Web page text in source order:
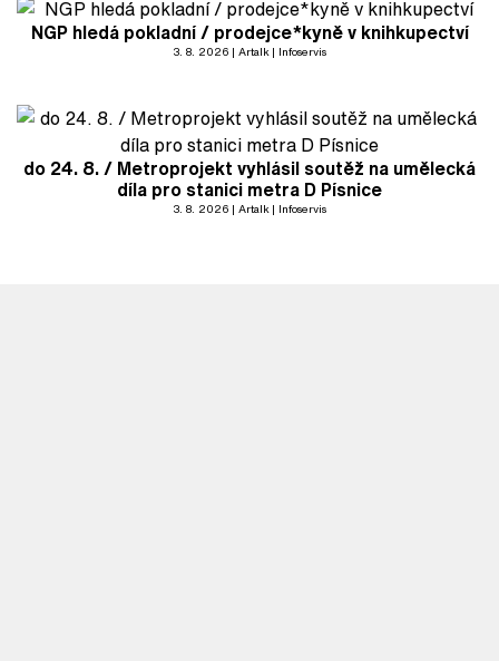
NGP hledá pokladní / prodejce*kyně v knihkupectví
3. 8. 2026 Artalk Infoservis
do 24. 8. / Metroprojekt vyhlásil soutěž na umělecká
díla pro stanici metra D Písnice
3. 8. 2026 Artalk Infoservis